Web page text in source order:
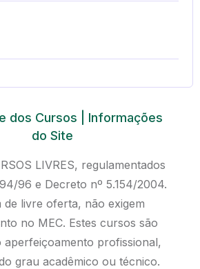
dos Cursos | Informações
do Site
LIVRES, regulamentados
96 e Decreto nº 5.154/2004.
de livre oferta, não exigem
no MEC. Estes cursos são
aperfeiçoamento profissional,
grau acadêmico ou técnico.